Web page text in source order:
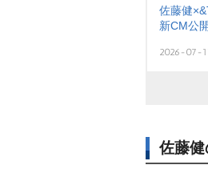
佐藤健
新CM公
2026-07-
佐藤